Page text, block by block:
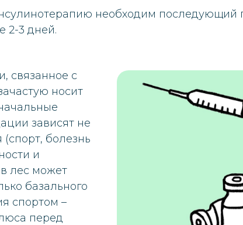
необходим последующий
2-3 дней.
связанное с
носит
зависят не
болезнь
и
лес может
базального
спортом –
перед